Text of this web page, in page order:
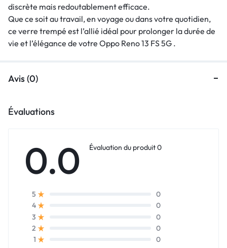
discrète mais redoutablement efficace.
Que ce soit au travail, en voyage ou dans votre quotidien,
ce verre trempé est l’allié idéal pour prolonger la durée de
vie et l’élégance de votre Oppo Reno 13 FS 5G .
Avis (0)
Évaluations
0.0 Évaluation du produit 0
5
0
4
0
3
0
2
0
1
0